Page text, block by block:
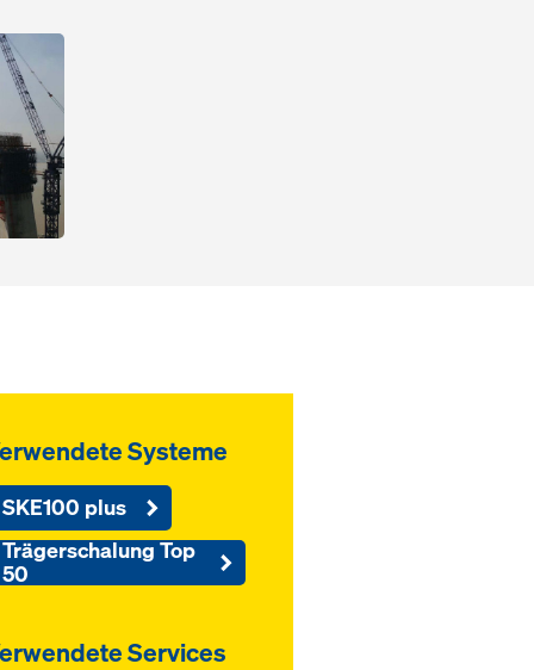
Systeme
SKE100 plus
Trägerschalung Top
50
Services